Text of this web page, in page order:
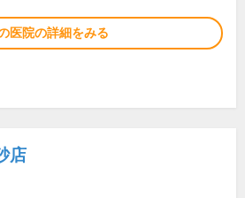
医院の詳細をみる
店